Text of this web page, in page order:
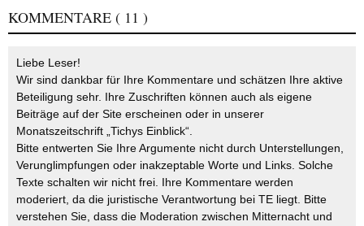
KOMMENTARE ( 11 )
Liebe Leser!
Wir sind dankbar für Ihre Kommentare und schätzen Ihre aktive
Beteiligung sehr. Ihre Zuschriften können auch als eigene
Beiträge auf der Site erscheinen oder in unserer
Monatszeitschrift „Tichys Einblick“.
Bitte entwerten Sie Ihre Argumente nicht durch Unterstellungen,
Verunglimpfungen oder inakzeptable Worte und Links. Solche
Texte schalten wir nicht frei. Ihre Kommentare werden
moderiert, da die juristische Verantwortung bei TE liegt. Bitte
verstehen Sie, dass die Moderation zwischen Mitternacht und